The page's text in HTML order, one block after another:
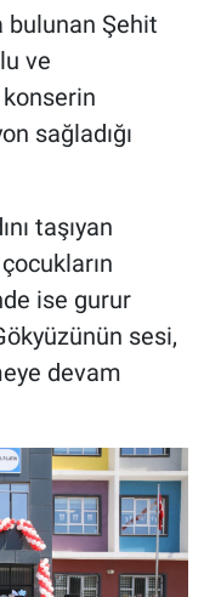
bulunan Şehit
ve
sağladığı
taşıyan
ise gurur
sesi,
devam